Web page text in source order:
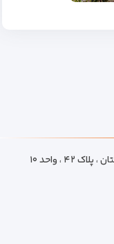
، واحد ۱۰